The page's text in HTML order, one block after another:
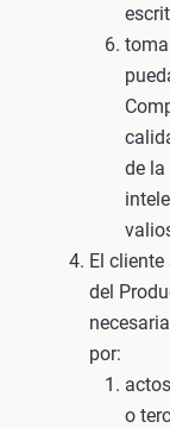
de la
El
del
por:
o